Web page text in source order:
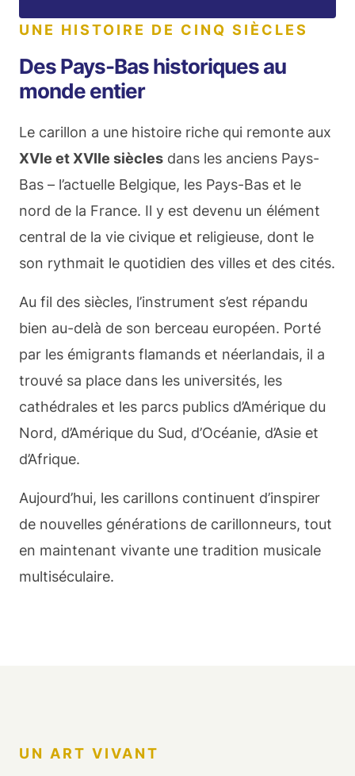
UNE HISTOIRE DE CINQ SIÈCLES
Des Pays-Bas historiques au
monde entier
Le carillon a une histoire riche qui remonte aux
XVIe et XVIIe siècles dans les anciens Pays-
Bas – l’actuelle Belgique, les Pays-Bas et le
nord de la France. Il y est devenu un élément
central de la vie civique et religieuse, dont le
son rythmait le quotidien des villes et des cités.
Au fil des siècles, l’instrument s’est répandu
bien au-delà de son berceau européen. Porté
par les émigrants flamands et néerlandais, il a
trouvé sa place dans les universités, les
cathédrales et les parcs publics d’Amérique du
Nord, d’Amérique du Sud, d’Océanie, d’Asie et
d’Afrique.
Aujourd’hui, les carillons continuent d’inspirer
de nouvelles générations de carillonneurs, tout
en maintenant vivante une tradition musicale
multiséculaire.
UN ART VIVANT